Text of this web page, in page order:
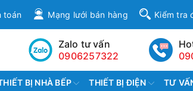
toán Mạng lưới bán hàng Kiểm tra
Zalo tư vấn
0906257322
BỊ NHÀ BẾP THIẾT BỊ ĐIỆN TƯ